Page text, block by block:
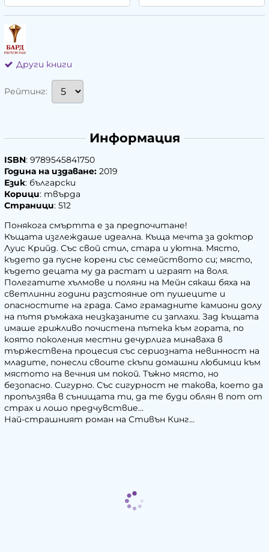
Други книги
Рейтинг:
Информация
ISBN: 9789545841750
Година на издаване: 2019
Език: български
Корици: твърда
Страници: 512
Понякога смъртта е за предпочитане!
Къщата изглеждаше идеална. Къща мечта за доктор
Луис Крийд. Със свой стил, стара и уютна. Място,
където да пусне корени със семейството си; място,
където децата му да растат и играят на воля.
Полегатите хълмове и поляни на Мейн сякаш бяха на
светлинни години разстояние от пушеците и
опасностите на града. Само грамадните камиони долу
на пътя ръмжаха неизказаните си заплахи. Зад къщата
имаше грижливо почистена пътека към гората, по
която поколения местни дечурлига минаваха в
тържествена процесия със сериозната невинност на
младите, понесли своите скъпи домашни любимци към
мястото на вечния им покой. Тъжно място, но
безопасно. Сигурно. Със сигурност не такова, което да
пропълзява в сънищата ти, да те буди облян в пот от
страх и лошо предчувствие...
Най-страшният роман на Стивън Кинг...